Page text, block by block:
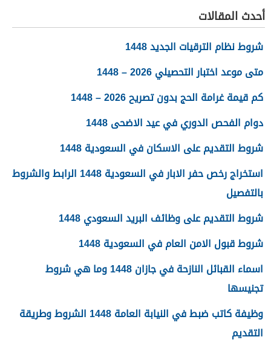
أحدث المقالات
شروط نظام الترقيات الجديد 1448
متى موعد اختبار التحصيلي 2026 – 1448
كم قيمة غرامة الحج بدون تصريح 2026 – 1448
دوام الفحص الدوري في عيد الاضحى 1448
شروط التقديم على الاسكان في السعودية 1448
استخراج رخص حفر الابار في السعودية 1448 الرابط والشروط
بالتفصيل
شروط التقديم على وظائف البريد السعودي 1448
شروط قبول الامن العام في السعودية 1448
اسماء القبائل النازحة في جازان 1448 وما هي شروط
تجنيسها
وظيفة كاتب ضبط في النيابة العامة 1448 الشروط وطريقة
التقديم